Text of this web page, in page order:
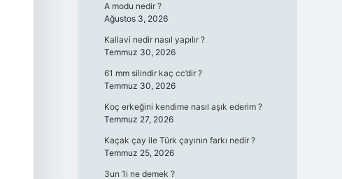
A modu nedir ?
Ağustos 3, 2026
Kallavi nedir nasıl yapılır ?
Temmuz 30, 2026
61 mm silindir kaç cc’dir ?
Temmuz 30, 2026
Koç erkeğini kendime nasıl aşık ederim ?
Temmuz 27, 2026
Kaçak çay ile Türk çayının farkı nedir ?
Temmuz 25, 2026
3un 1i ne demek ?